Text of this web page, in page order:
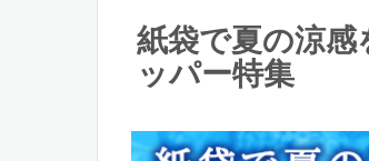
紙袋で夏の涼感
ッパー特集